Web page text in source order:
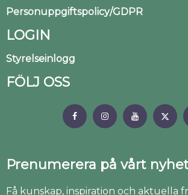
Personuppgiftspolicy/GDPR
LOGIN
Styrelseinlogg
FÖLJ OSS
Prenumerera på vårt
Få kunskap, inspiration och aktuella